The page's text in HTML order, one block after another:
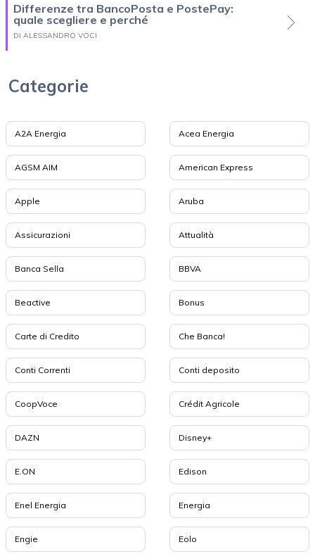
Differenze tra BancoPosta e PostePay:
quale scegliere e perché
DI ALESSANDRO VOCI
Categorie
A2A Energia Acea Energia
AGSM AIM American Express
Apple Aruba
Assicurazioni Attualità
Banca Sella BBVA
Beactive Bonus
Carte di Credito Che Banca!
Conti Correnti Conti deposito
CoopVoce Crédit Agricole
DAZN Disney+
E.ON Edison
Enel Energia Energia
Engie Eolo